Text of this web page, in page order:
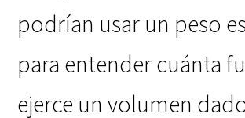
podrían usar un peso
para entender cuánta
ejerce un volumen